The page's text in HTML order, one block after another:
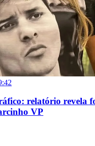
relatório revela
VP